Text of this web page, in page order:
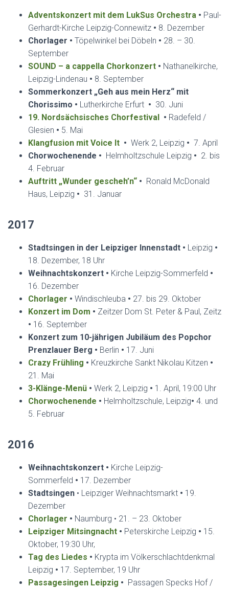
Adventskonzert mit dem LukSus Orchestra • Paul-
Gerhardt-Kirche Leipzig-Connewitz • 8. Dezember
Chorlager • Töpelwinkel bei Döbeln • 28. – 30.
September
SOUND – a cappella Chorkonzert • Nathanelkirche,
Leipzig-Lindenau • 8. September
Sommerkonzert „Geh aus mein Herz“ mit
Chorissimo • Lutherkirche Erfurt • 30. Juni
19. Nordsächsisches Chorfestival • Radefeld /
Glesien • 5. Mai
Klangfusion mit Voice It • Werk 2, Leipzig • 7. April
Chorwochenende • Helmholtzschule Leipzig • 2. bis
4. Februar
Auftritt „Wunder gescheh’n“ • Ronald McDonald
Haus, Leipzig • 31. Januar
2017
Stadtsingen in der Leipziger Innenstadt • Leipzig •
18. Dezember, 18 Uhr
Weihnachtskonzert • Kirche Leipzig-Sommerfeld •
16. Dezember
Chorlager • Windischleuba • 27. bis 29. Oktober
Konzert im Dom • Zeitzer Dom St. Peter & Paul, Zeitz
• 16. September
Konzert zum 10-jährigen Jubiläum des Popchor
Prenzlauer Berg • Berlin • 17. Juni
Crazy Frühling • Kreuzkirche Sankt Nikolau Kitzen •
21. Mai
3-Klänge-Menü • Werk 2, Leipzig • 1. April, 19:00 Uhr
Chorwochenende • Helmholtzschule, Leipzig• 4. und
5. Februar
2016
Weihnachtskonzert • Kirche Leipzig-
Sommerfeld • 17. Dezember
Stadtsingen • Leipziger Weihnachtsmarkt • 19.
Dezember
Chorlager • Naumburg • 21. – 23. Oktober
Leipziger Mitsingnacht • Peterskirche Leipzig • 15.
Oktober, 19:30 Uhr,
Tag des Liedes • Krypta im Völkerschlachtdenkmal
Leipzig • 17. September, 19 Uhr
Passagesingen Leipzig • Passagen Specks Hof /